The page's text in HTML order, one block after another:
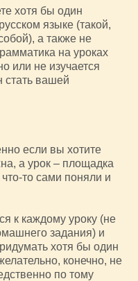
хотя бы один
языке (такой,
а также не
на уроках
или не изучается
стать вашей
если вы хотите
а урок – площадка
то сами поняли и
к каждому уроку (не
задания) и
хотя бы один
конечно, не
по тому